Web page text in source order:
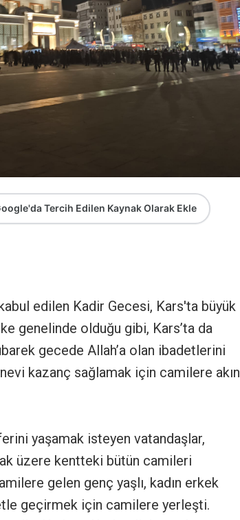
Tercih Edilen Kaynak Olarak Ekle
edilen Kadir Gecesi, Kars'ta büyük
genelinde olduğu gibi, Kars’ta da
gecede Allah’a olan ibadetlerini
kazanç sağlamak için camilere akın
yaşamak isteyen vatandaşlar,
üzere kentteki bütün camileri
gelen genç yaşlı, kadın erkek
geçirmek için camilere yerleşti.